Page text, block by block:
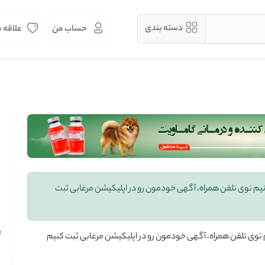
دسته بندی حساب من
توی تلفن همراه، آگهی خودمون رو در اپلیکیشن مرغابی ثبت
تلفن همراه، آگهی خودمون رو در اپلیکیشن مرغابی ثبت کنیم